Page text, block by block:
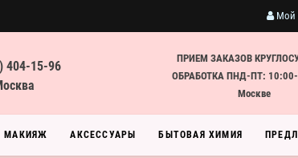
Мой
404-15-96
ПРИЕМ ЗАКАЗОВ
ОБРАБОТКА ПНД-ПТ:
Москве
МАКИЯЖ АКСЕССУАРЫ БЫТОВАЯ ХИМИЯ